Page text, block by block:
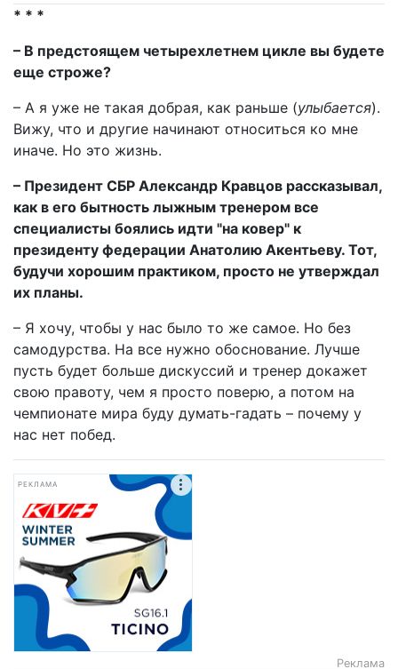
* * *
– В предстоящем четырехлетнем цикле вы будете
еще строже?
– А я уже не такая добрая, как раньше (улыбается).
Вижу, что и другие начинают относиться ко мне
иначе. Но это жизнь.
– Президент СБР Александр Кравцов рассказывал,
как в его бытность лыжным тренером все
специалисты боялись идти "на ковер" к
президенту федерации Анатолию Акентьеву. Тот,
будучи хорошим практиком, просто не утверждал
их планы.
– Я хочу, чтобы у нас было то же самое. Но без
самодурства. На все нужно обоснование. Лучше
пусть будет больше дискуссий и тренер докажет
свою правоту, чем я просто поверю, а потом на
чемпионате мира буду думать-гадать – почему у
нас нет побед.
РЕКЛАМА
Реклама